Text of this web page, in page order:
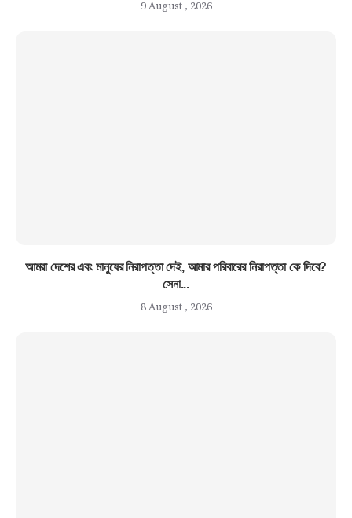
9 August , 2026
আমরা দেশের এবং মানুষের নিরাপত্তা দেই, আমার পরিবারের নিরাপত্তা কে দিবে?
সেনা...
8 August , 2026